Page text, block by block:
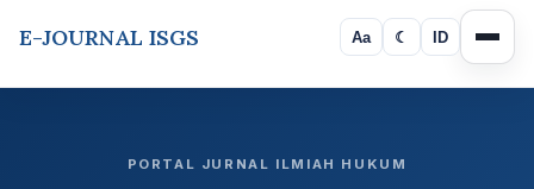
E-JOURNAL ISGS Aa ☾ ID
PORTAL JURNAL ILMIAH HUKUM